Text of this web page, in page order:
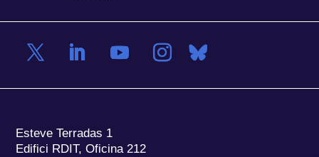
Esteve Terradas 1
Edifici RDIT, Oficina 212